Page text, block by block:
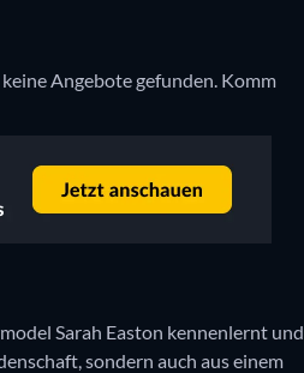
Angebote gefunden. Komm
Sarah Easton kennenlernt und
sondern auch aus einem